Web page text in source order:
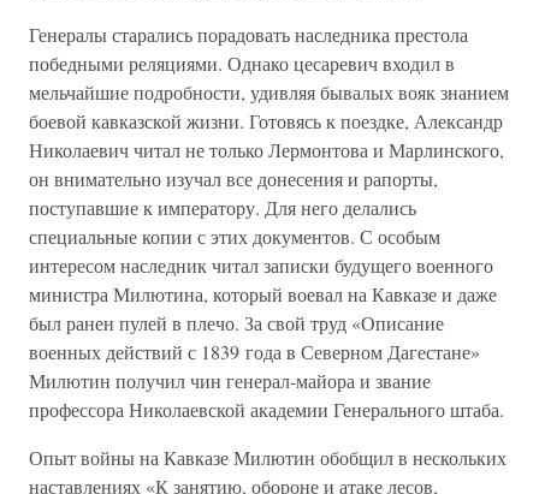
Генералы старались порадовать наследника престола
победными реляциями. Однако цесаревич входил в
мельчайшие подробности, удивляя бывалых вояк знанием
боевой кавказской жизни. Готовясь к поездке, Александр
Николаевич читал не только Лермонтова и Марлинского,
он внимательно изучал все донесения и рапорты,
поступавшие к императору. Для него делались
специальные копии с этих документов. С особым
интересом наследник читал записки будущего военного
министра Милютина, который воевал на Кавказе и даже
был ранен пулей в плечо. За свой труд «Описание
военных действий с 1839 года в Северном Дагестане»
Милютин получил чин генерал-майора и звание
профессора Николаевской академии Генерального штаба.
Опыт войны на Кавказе Милютин обобщил в нескольких
наставлениях «К занятию, обороне и атаке лесов,